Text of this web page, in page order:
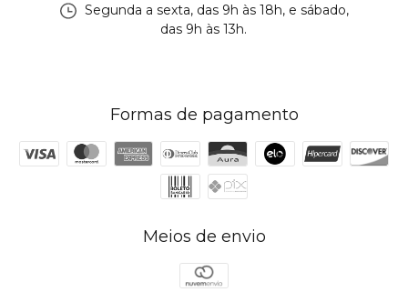
Segunda a sexta, das 9h às 18h, e sábado,
das 9h às 13h.
Formas de pagamento
Meios de envio